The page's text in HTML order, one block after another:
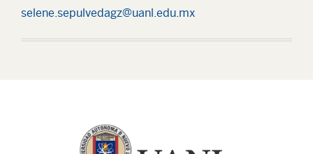
selene.sepulvedagz@uanl.edu.mx